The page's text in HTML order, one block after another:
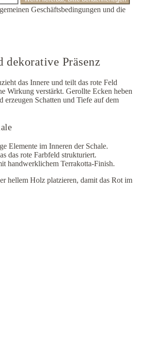
Geschäftsbedingungen und die
dekorative Präsenz
das Innere und teilt das rote Feld
Wirkung verstärkt. Gerollte Ecken heben
erzeugen Schatten und Tiefe auf dem
Elemente im Inneren der Schale.
das rote Farbfeld strukturiert.
handwerklichem Terrakotta-Finish.
hellem Holz platzieren, damit das Rot im